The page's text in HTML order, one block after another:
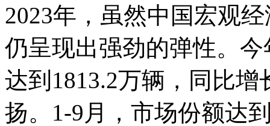
2023年，虽然中国宏观
仍呈现出强劲的弹性。
达到1813.2万辆，同比
扬。1-9月，市场份额达